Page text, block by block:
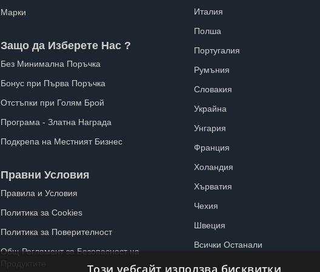
Марки
Защо да Изберете Нас ?
Без Минимална Поръчка
Бонус при Първа Поръчка
Отстъпки при Голям Брой
Програма - Златна Награда
Подкрепа на Местният Бизнес
Правни Условия
Правила и Условия
Политика за Cookies
Политика за Поверителност
Общ Регламент за Безопасност на
Италия
Полша
Португалия
Румъния
Словакия
Украйна
Унгария
Франция
Холандия
Хърватия
Чехия
Швеция
Всички Останали
Този уебсайт използва бисквитки